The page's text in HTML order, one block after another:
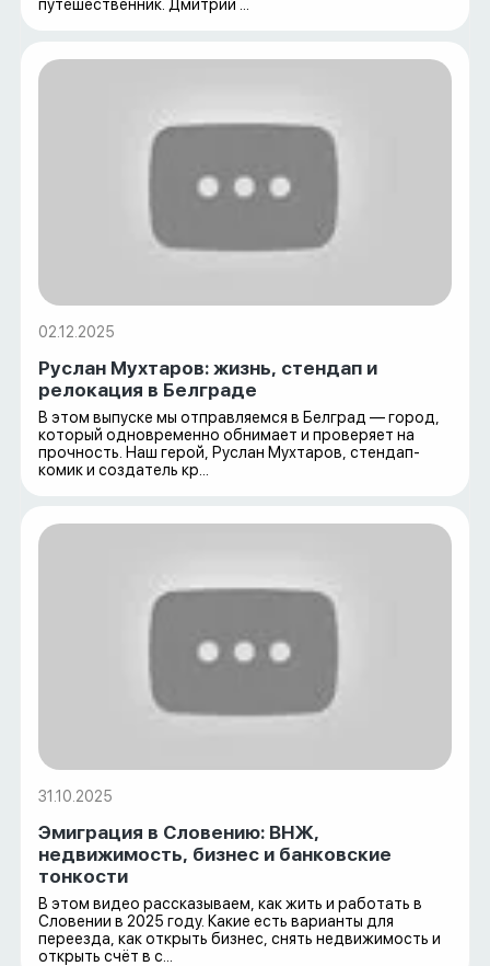
путешественник. Дмитрий ...
02.12.2025
Руслан Мухтаров: жизнь, стендап и
релокация в Белграде
В этом выпуске мы отправляемся в Белград — город,
который одновременно обнимает и проверяет на
прочность. Наш герой, Руслан Мухтаров, стендап-
комик и создатель кр...
31.10.2025
Эмиграция в Словению: ВНЖ,
недвижимость, бизнес и банковские
тонкости
В этом видео рассказываем, как жить и работать в
Словении в 2025 году. Какие есть варианты для
переезда, как открыть бизнес, снять недвижимость и
открыть счёт в с...